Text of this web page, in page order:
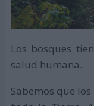
Los bosques
salud humana.
Sabemos que